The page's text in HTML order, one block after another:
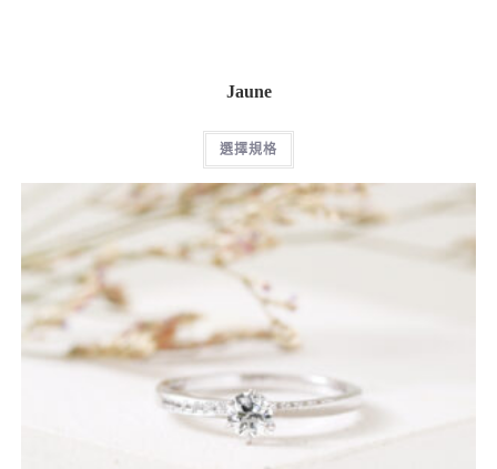
Jaune
選擇規格